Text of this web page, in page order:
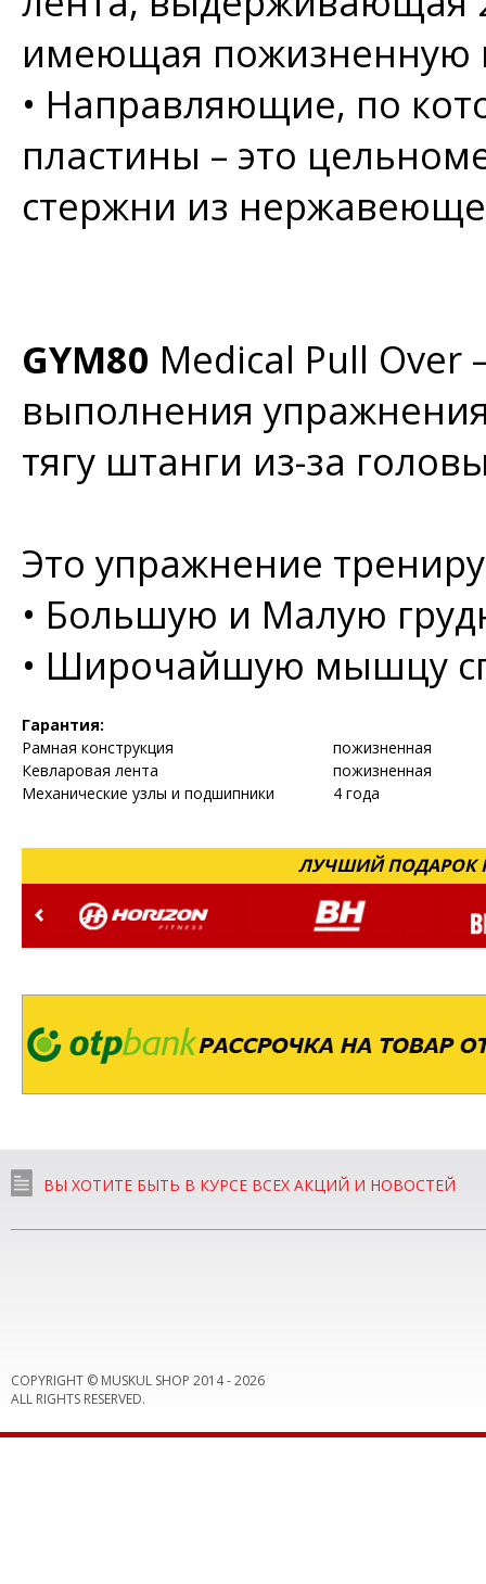
имеющая пожизненную
• Направляющие, по
пластины – это
стержни из
GYM80 Medical Pull Over
выполнения
тягу штанги из-за
Это упражнение
• Большую и Малую
• Широчайшую мышцу
Гарантия:
Рамная конструкция
пожизненная
Кевларовая лента
пожизненная
Механические узлы и подшипники
4 года
ЛУЧШИЙ ПОДАРОК
ВЫ ХОТИТЕ БЫТЬ В КУРСЕ ВСЕХ АКЦИЙ И НОВОСТЕЙ
COPYRIGHT © MUSKUL SHOP 2014 -2026
ALL RIGHTS RESERVED.